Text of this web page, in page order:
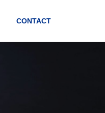
CONTACT